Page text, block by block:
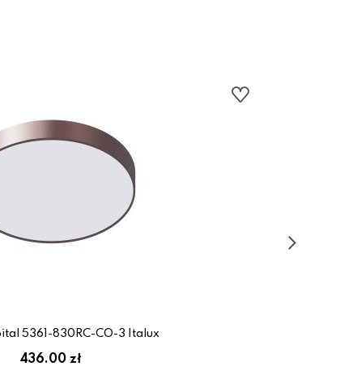
5361-830RC-CO-3 Italux
436.00 zł